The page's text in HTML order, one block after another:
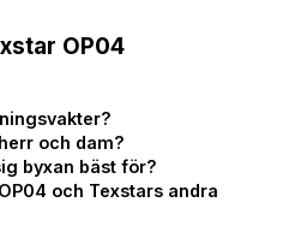
OP04
och dam?
byxan bäst för?
och Texstars andra